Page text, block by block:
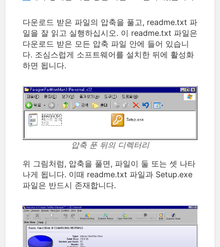
다운로드 받은 파일의 압축을 풀고, readme.txt 파
일을 잘 읽고 실행하십시오. 이 readme.txt 파일은
다운로드 받은 모든 압축 파일 안에 들어 있습니
다. 조심스럽게 소프트웨어를 설치한 뒤에 활성화
하면 됩니다.
압축 푼 뒤의 디렉터리
위 그림처럼, 압축을 풀면, 파일이 둘 또는 셋 나타
나게 됩니다. 이때 readme.txt 파일과 Setup.exe
파일은 반드시 존재합니다.